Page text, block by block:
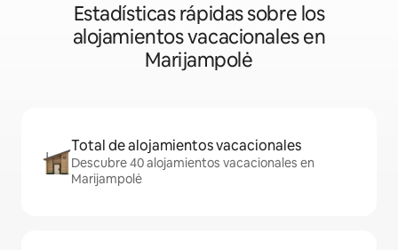
Estadísticas rápidas sobre los
alojamientos vacacionales en
Marijampolė
Total de alojamientos vacacionales
Descubre 40 alojamientos vacacionales en
Marijampolė